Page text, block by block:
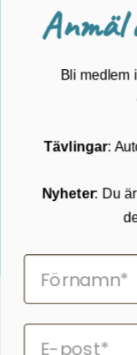
Guider
Köpvillkor
Cookies
Anmäl
Bli medlem
Tävlingar:
Nyheter: Du